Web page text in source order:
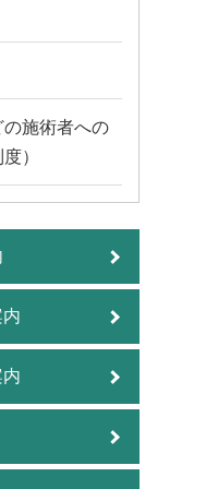
施術者への
）